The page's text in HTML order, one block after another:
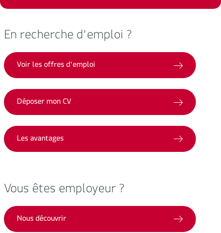
En recherche d'emploi ?
Voir les offres d'emploi
Déposer mon CV
Les avantages
Vous êtes employeur ?
Nous découvrir